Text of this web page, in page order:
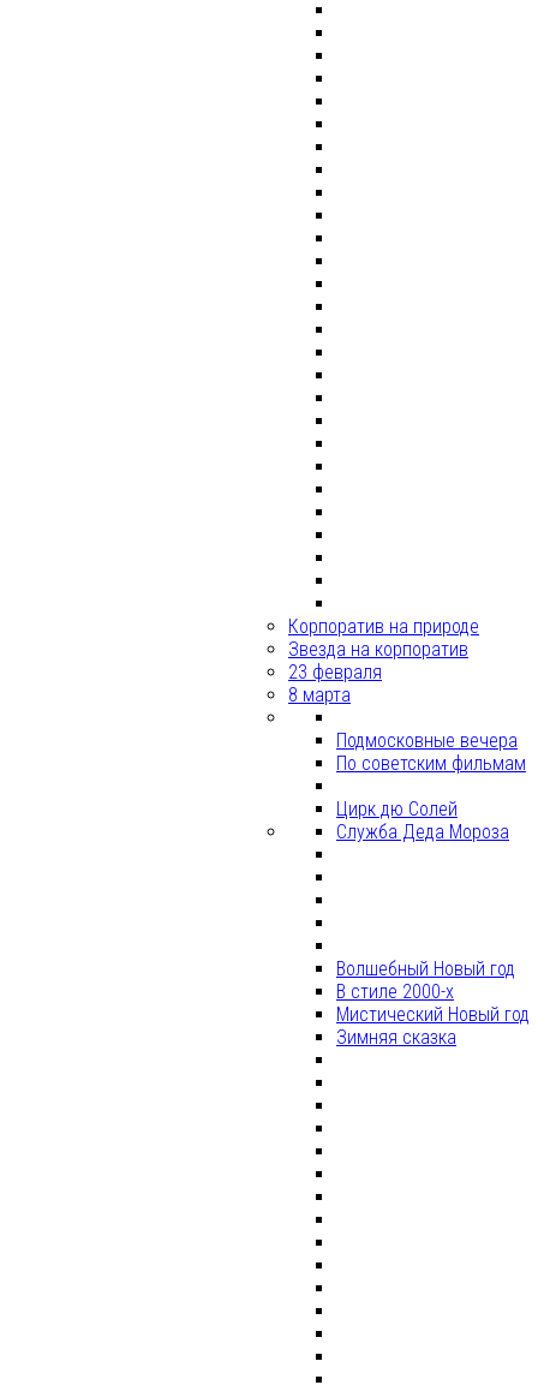
Корпоратив на природе
Звезда на корпоратив
23 февраля
8 марта
Подмосковные вечера
По советским фильмам
Цирк дю Солей
Служба Деда Мороза
Волшебный Новый год
В стиле 2000-х
Мистический Новый год
Зимняя сказка